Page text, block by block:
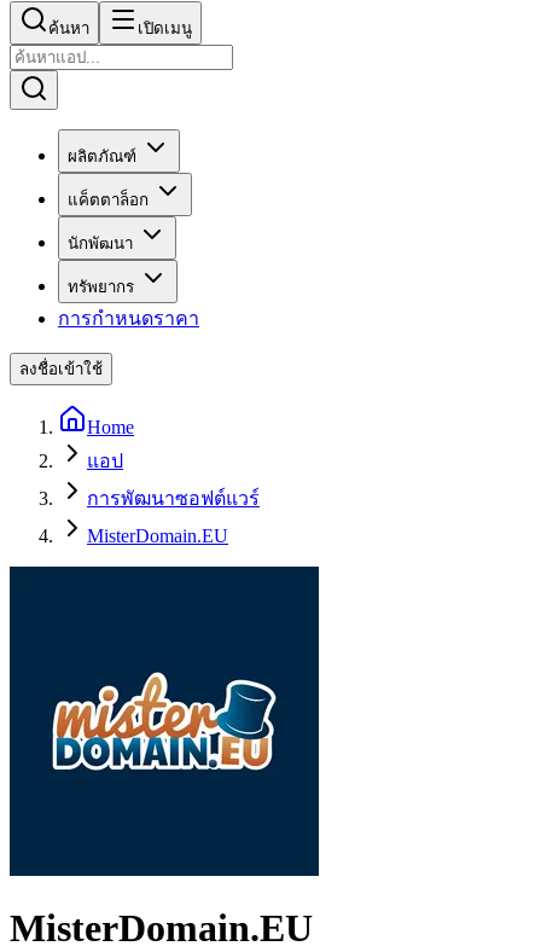
ค้นหา เปิดเมนู
ผลิตภัณฑ์
แค็ตตาล็อก
นักพัฒนา
ทรัพยากร
การกำหนดราคา
ลงชื่อเข้าใช้
Home
แอป
การพัฒนาซอฟต์แวร์
MisterDomain.EU
MisterDomain.EU